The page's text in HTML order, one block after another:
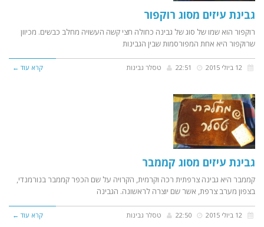
גבינת עיזים מסוג רוקפור
רוקפור הוא שמו של סוג של גבינה כחולה חצי קשה העשויה מחלב כבשים. מכיוון
שרוקפור היא אחת המפורסמות שבין הגבינות
טסלר גבינות קרא עוד ←
גבינת עיזים מסוג קממבר
קממבר היא גבינה צרפתית רכה וקרמית, הקרויה על שם הכפר קממבר בנורמנדי,
בצפון מערב צרפת, אשר שם יוצרה לראשונה. הגבינה
טסלר גבינות קרא עוד ←